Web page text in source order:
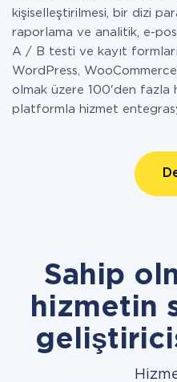
kişiselleştirilmesi, bir dizi
raporlama ve analitik, e-
A / B testi ve kayıt
WordPress,
olmak üzere 100'den fazla
platformla hizmet
Sahip
hizmetin